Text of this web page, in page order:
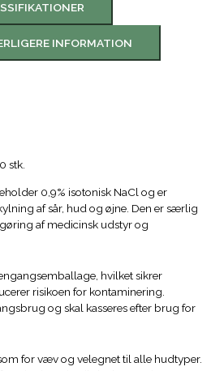
INFORMATION
stk.
0,9% isotonisk NaCl og er
af sår, hud og øjne. Den er særlig
af medicinsk udstyr og
hvilket sikrer
risikoen for kontaminering.
og skal kasseres efter brug for
for væv og velegnet til alle hudtyper.